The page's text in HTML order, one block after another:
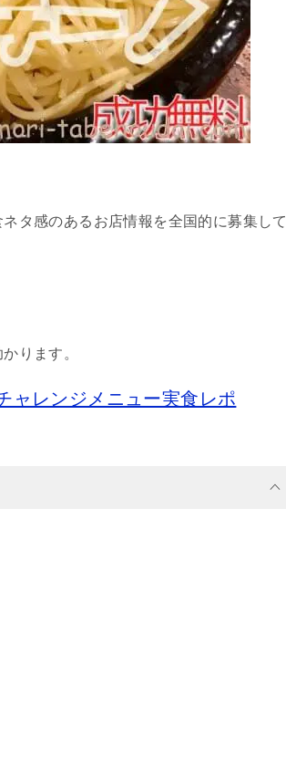
タ感のあるお店情報を全国的に募集して
ります。
ャレンジメニュー実食レポ